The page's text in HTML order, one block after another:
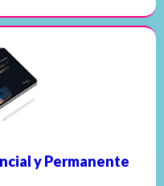
y Permanente